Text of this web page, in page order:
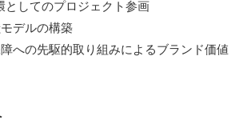
としてのプロジェクト参画
デルの構築
への先駆的取り組みによるブランド価値